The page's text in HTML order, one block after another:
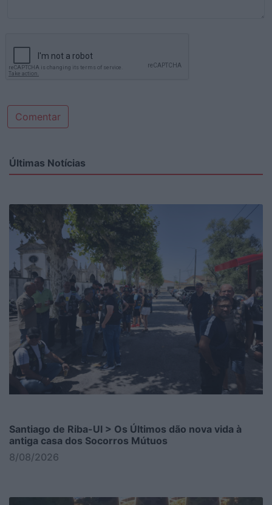
Comentar
Últimas Notícias
Santiago de Riba-Ul > Os Últimos dão nova vida à
antiga casa dos Socorros Mútuos
8/08/2026